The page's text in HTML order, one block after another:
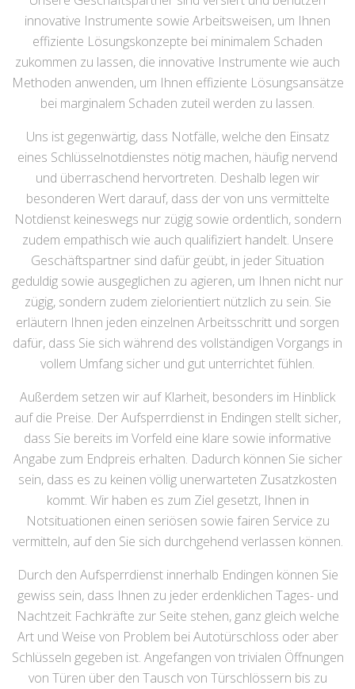
innovative Instrumente sowie Arbeitsweisen, um Ihnen
effiziente Lösungskonzepte bei minimalem Schaden
zukommen zu lassen, die innovative Instrumente wie auch
Methoden anwenden, um Ihnen effiziente Lösungsansätze
bei marginalem Schaden zuteil werden zu lassen.
Uns ist gegenwärtig, dass Notfälle, welche den Einsatz
eines Schlüsselnotdienstes nötig machen, häufig nervend
und überraschend hervortreten. Deshalb legen wir
besonderen Wert darauf, dass der von uns vermittelte
Notdienst keineswegs nur zügig sowie ordentlich, sondern
zudem empathisch wie auch qualifiziert handelt. Unsere
Geschäftspartner sind dafür geübt, in jeder Situation
geduldig sowie ausgeglichen zu agieren, um Ihnen nicht nur
zügig, sondern zudem zielorientiert nützlich zu sein. Sie
erläutern Ihnen jeden einzelnen Arbeitsschritt und sorgen
dafür, dass Sie sich während des vollständigen Vorgangs in
vollem Umfang sicher und gut unterrichtet fühlen.
Außerdem setzen wir auf Klarheit, besonders im Hinblick
auf die Preise. Der Aufsperrdienst in Endingen stellt sicher,
dass Sie bereits im Vorfeld eine klare sowie informative
Angabe zum Endpreis erhalten. Dadurch können Sie sicher
sein, dass es zu keinen völlig unerwarteten Zusatzkosten
kommt. Wir haben es zum Ziel gesetzt, Ihnen in
Notsituationen einen seriösen sowie fairen Service zu
vermitteln, auf den Sie sich durchgehend verlassen können.
Durch den Aufsperrdienst innerhalb Endingen können Sie
gewiss sein, dass Ihnen zu jeder erdenklichen Tages- und
Nachtzeit Fachkräfte zur Seite stehen, ganz gleich welche
Art und Weise von Problem bei Autotürschloss oder aber
Schlüsseln gegeben ist. Angefangen von trivialen Öffnungen
von Türen über den Tausch von Türschlössern bis zu